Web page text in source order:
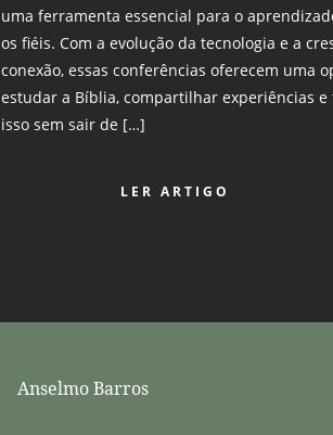
uma ferramenta essencial para o
os fiéis. Com a evolução da tecnologia e a
conexão, essas conferências oferecem uma
estudar a Bíblia, compartilhar experiências
isso sem sair de […]
LER ARTIGO
Anselmo Barros